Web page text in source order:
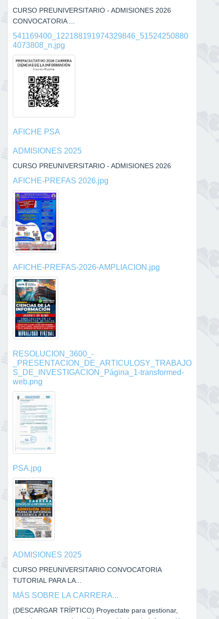
CURSO PREUNIVERSITARIO - ADMISIONES 2026
CONVOCATORIA ...
541169400_122188191974329846_51524250880
4073808_n.jpg
AFICHE PSA
ADMISIONES 2025
CURSO PREUNIVERSITARIO - ADMISIONES 2026
AFICHE-PREFAS 2026.jpg
AFICHE-PREFAS-2026-AMPLIACION.jpg
RESOLUCION_3600_-
_PRESENTACION_DE_ARTICULOSY_TRABAJO
S_DE_INVESTIGACION_Página_1-transformed-
web.png
PSA.jpg
ADMISIONES 2025
CURSO PREUNIVERSITARIO CONVOCATORIA
TUTORIAL PARA LA...
MÁS SOBRE LA CARRERA...
(DESCARGAR TRÍPTICO) Proyectate para gestionar,